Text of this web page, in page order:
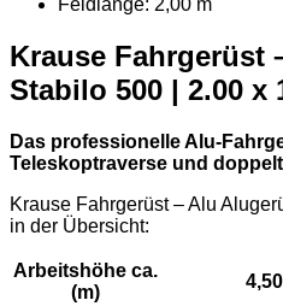
Krause Fahrgerüst
Stabilo 500 | 2.00 x
Das professionelle Alu-
Teleskoptraverse und
Krause Fahrgerüst – Alu
in der Übersicht:
Arbeitshöhe ca.
(m)
4,50